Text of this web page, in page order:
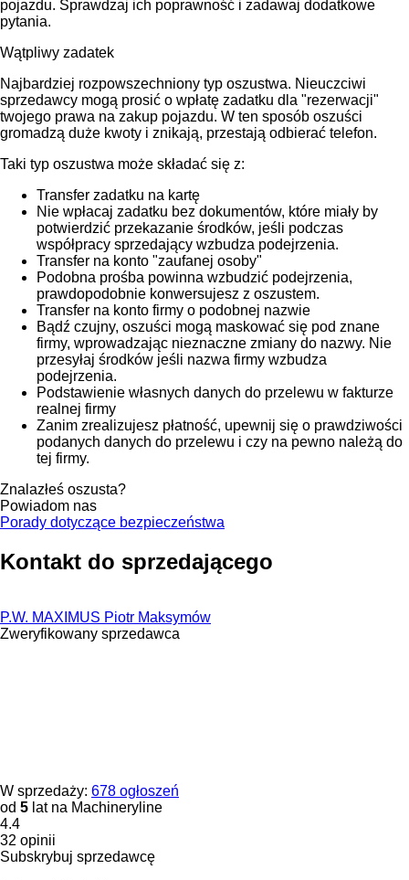
pojazdu. Sprawdzaj ich poprawność i zadawaj dodatkowe
pytania.
Wątpliwy zadatek
Najbardziej rozpowszechniony typ oszustwa. Nieuczciwi
sprzedawcy mogą prosić o wpłatę zadatku dla "rezerwacji"
twojego prawa na zakup pojazdu. W ten sposób oszuści
gromadzą duże kwoty i znikają, przestają odbierać telefon.
Taki typ oszustwa może składać się z:
Transfer zadatku na kartę
Nie wpłacaj zadatku bez dokumentów, które miały by
potwierdzić przekazanie środków, jeśli podczas
współpracy sprzedający wzbudza podejrzenia.
Transfer na konto "zaufanej osoby"
Podobna prośba powinna wzbudzić podejrzenia,
prawdopodobnie konwersujesz z oszustem.
Transfer na konto firmy o podobnej nazwie
Bądź czujny, oszuści mogą maskować się pod znane
firmy, wprowadzając nieznaczne zmiany do nazwy. Nie
przesyłaj środków jeśli nazwa firmy wzbudza
podejrzenia.
Podstawienie własnych danych do przelewu w fakturze
realnej firmy
Zanim zrealizujesz płatność, upewnij się o prawdziwości
podanych danych do przelewu i czy na pewno należą do
tej firmy.
Znalazłeś oszusta?
Powiadom nas
Porady dotyczące bezpieczeństwa
Kontakt do sprzedającego
P.W. MAXIMUS Piotr Maksymów
Zweryfikowany sprzedawca
W sprzedaży: 678 ogłoszeń
od 5 lat na Machineryline
4.4
32 opinii
Subskrybuj sprzedawcę